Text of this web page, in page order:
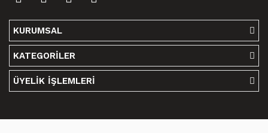
KURUMSAL
KATEGORİLER
ÜYELİK İŞLEMLERİ